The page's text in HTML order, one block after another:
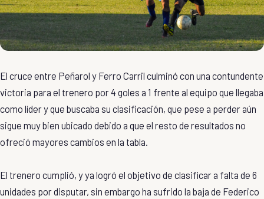
El cruce entre Peñarol y Ferro Carril culminó con una contundente
victoria para el trenero por 4 goles a 1 frente al equipo que llegaba
como líder y que buscaba su clasificación, que pese a perder aún
sigue muy bien ubicado debido a que el resto de resultados no
ofreció mayores cambios en la tabla.
El trenero cumplió, y ya logró el objetivo de clasificar a falta de 6
unidades por disputar, sin embargo ha sufrido la baja de Federico